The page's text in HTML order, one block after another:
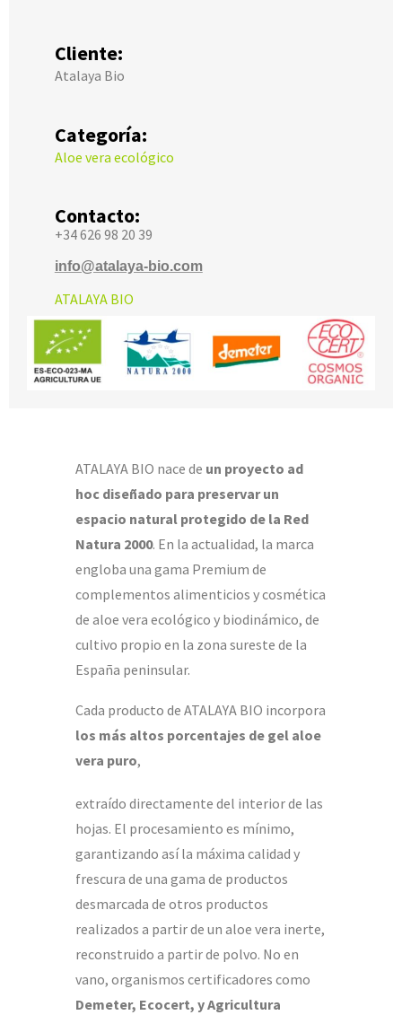
Cliente:
Atalaya Bio
Categoría:
Aloe vera ecológico
Contacto:
+34 626 98 20 39
info@atalaya-bio.com
ATALAYA BIO
ATALAYA BIO nace de un proyecto ad
hoc diseñado para preservar un
espacio natural protegido de la Red
Natura 2000. En la actualidad, la marca
engloba una gama Premium de
complementos alimenticios y cosmética
de aloe vera ecológico y biodinámico, de
cultivo propio en la zona sureste de la
España peninsular.
Cada producto de ATALAYA BIO incorpora
los más altos porcentajes de gel aloe
vera puro,
extraído directamente del interior de las
hojas. El procesamiento es mínimo,
garantizando así la máxima calidad y
frescura de una gama de productos
desmarcada de otros productos
realizados a partir de un aloe vera inerte,
reconstruido a partir de polvo. No en
vano, organismos certificadores como
Demeter, Ecocert, y Agricultura